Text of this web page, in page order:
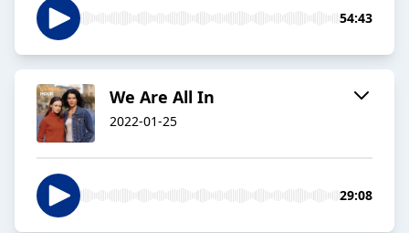
54:43
We Are All In
2022-01-25
29:08